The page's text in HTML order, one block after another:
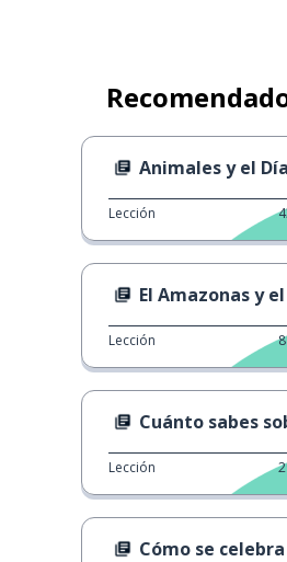
Animales y el Día de
Lección
El Amazonas y el
Lección
Cuánto sabes sobre la
Lección
Cómo se celebra el Día del